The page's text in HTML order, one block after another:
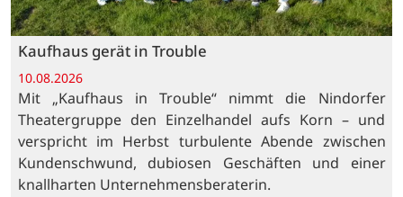
Kaufhaus gerät in Trouble
10.08.2026
Mit „Kaufhaus in Trouble“ nimmt die Nindorfer
Theatergruppe den Einzelhandel aufs Korn – und
verspricht im Herbst turbulente Abende zwischen
Kundenschwund, dubiosen Geschäften und einer
knallharten Unternehmensberaterin.